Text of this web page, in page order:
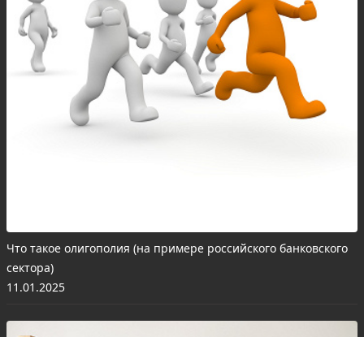
Что такое олигополия (на примере российского банковского
сектора)
11.01.2025